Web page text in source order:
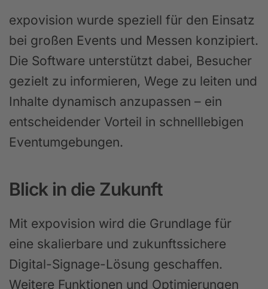
expovision wurde speziell für den Einsatz
bei großen Events und Messen konzipiert.
Die Software unterstützt dabei, Besucher
gezielt zu informieren, Wege zu leiten und
Inhalte dynamisch anzupassen – ein
entscheidender Vorteil in schnelllebigen
Eventumgebungen.
Blick in die Zukunft
Mit expovision wird die Grundlage für
eine skalierbare und zukunftssichere
Digital-Signage-Lösung geschaffen.
Weitere Funktionen und Optimierungen